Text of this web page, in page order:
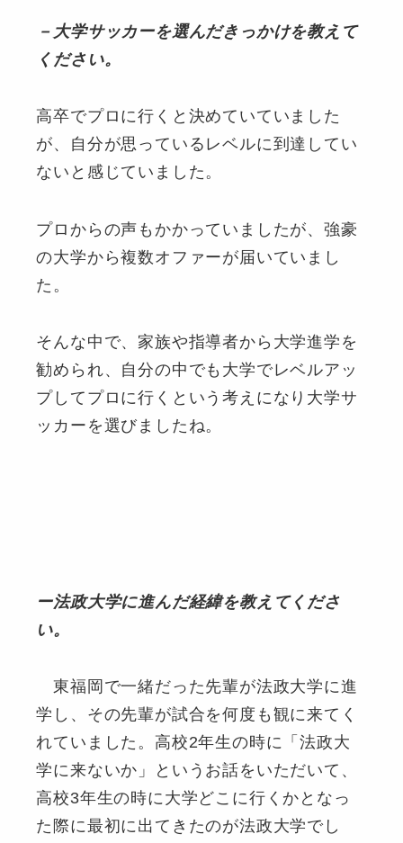
－大学サッカーを選んだきっかけを教えて
ください。
高卒でプロに行くと決めていていました
が、自分が思っているレベルに到達してい
ないと感じていました。
プロからの声もかかっていましたが、強豪
の大学から複数オファーが届いていまし
た。
そんな中で、家族や指導者から大学進学を
勧められ、自分の中でも大学でレベルアッ
プしてプロに行くという考えになり大学サ
ッカーを選びましたね。
ー法政大学に進んだ経緯を教えてくださ
い。
東福岡で一緒だった先輩が法政大学に進
学し、その先輩が試合を何度も観に来てく
れていました。高校2年生の時に「法政大
学に来ないか」というお話をいただいて、
高校3年生の時に大学どこに行くかとなっ
た際に最初に出てきたのが法政大学でし